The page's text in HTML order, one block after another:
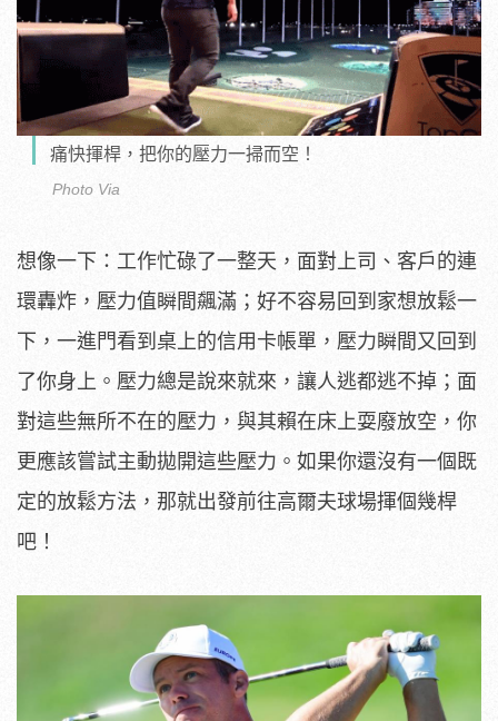
痛快揮桿，把你的壓力一掃而空！
Photo Via
想像一下：工作忙碌了一整天，面對上司、客戶的連
環轟炸，壓力值瞬間飆滿；好不容易回到家想放鬆一
下，一進門看到桌上的信用卡帳單，壓力瞬間又回到
了你身上。壓力總是說來就來，讓人逃都逃不掉；面
對這些無所不在的壓力，與其賴在床上耍廢放空，你
更應該嘗試主動拋開這些壓力。如果你還沒有一個既
定的放鬆方法，那就出發前往高爾夫球場揮個幾桿
吧！